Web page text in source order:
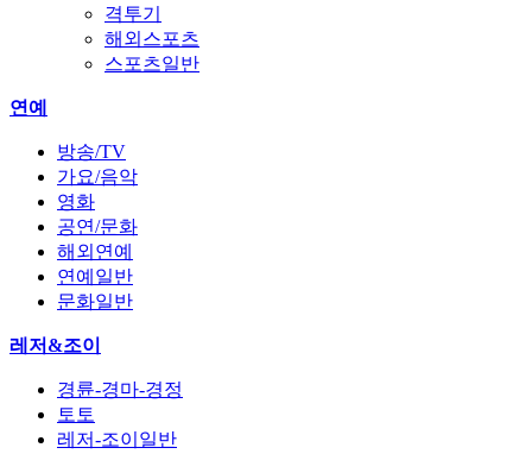
격투기
해외스포츠
스포츠일반
연예
방송/TV
가요/음악
영화
공연/문화
해외연예
연예일반
문화일반
레저&조이
경륜-경마-경정
토토
레저-조이일반